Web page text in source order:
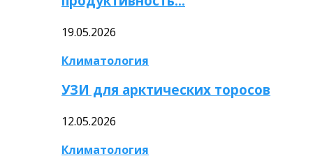
19.05.2026
Климатология
УЗИ для арктических торосов
12.05.2026
Климатология